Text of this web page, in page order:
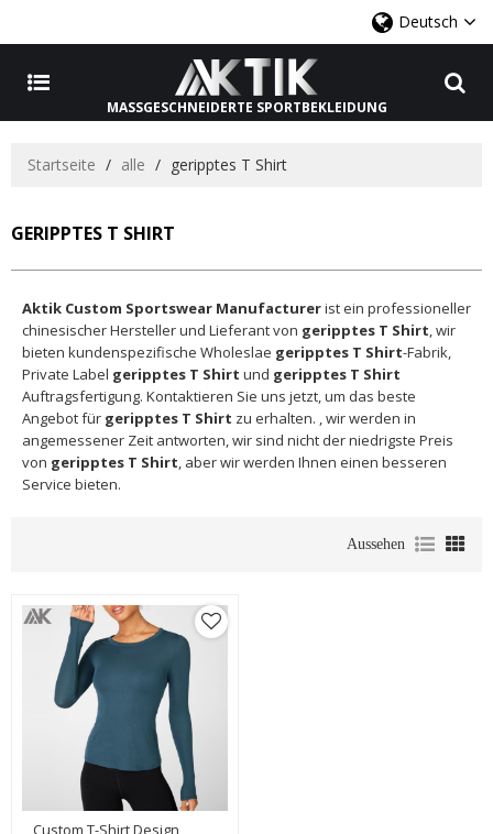
Deutsch
MASSGESCHNEIDERTE SPORTBEKLEIDUNG
Startseite / alle / geripptes T Shirt
GERIPPTES T SHIRT
Aktik Custom Sportswear Manufacturerist ein professioneller
chinesischer Hersteller und Lieferant von geripptes T Shirt, wir
bieten kundenspezifische Wholeslae geripptes T Shirt-Fabrik,
Private Label geripptes T Shirt und geripptes T Shirt
Auftragsfertigung. Kontaktieren Sie uns jetzt, um das beste
Angebot für geripptes T Shirt zu erhalten. , wir werden in
angemessener Zeit antworten, wir sind nicht der niedrigste Preis
von geripptes T Shirt, aber wir werden Ihnen einen besseren
Service bieten.
Aussehen
Custom T-Shirt Design